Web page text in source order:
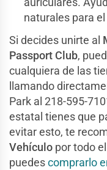
naturales para
Si decides unirte al
Passport Club,
cualquiera de las
llamando
Park al 218-595-
estatal tienes que
evitar esto, te
Vehículo por todo
puedescomprarlo